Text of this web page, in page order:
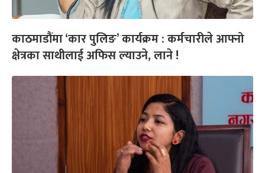
काठमाडौंमा ‘कार पुलिङ’ कार्यक्रम : कर्मचारीले आफ्नो
क्षेत्रका साथीलाई अफिस ल्याउने, लाने !